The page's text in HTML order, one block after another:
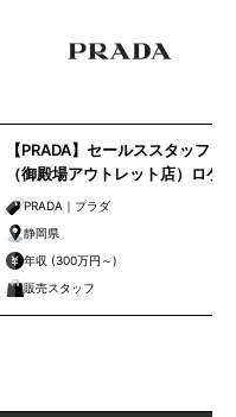
【PRADA】セールススタッフ
（御殿場アウトレット店）ロケ
ーション手当毎月5万円支給！
PRADA｜プラダ
静岡県
年収 (300万円～)
販売スタッフ